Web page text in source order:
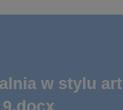
w stylu art